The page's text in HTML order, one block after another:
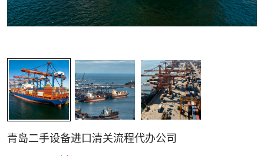
青岛二手设备进口清关流程代办公司